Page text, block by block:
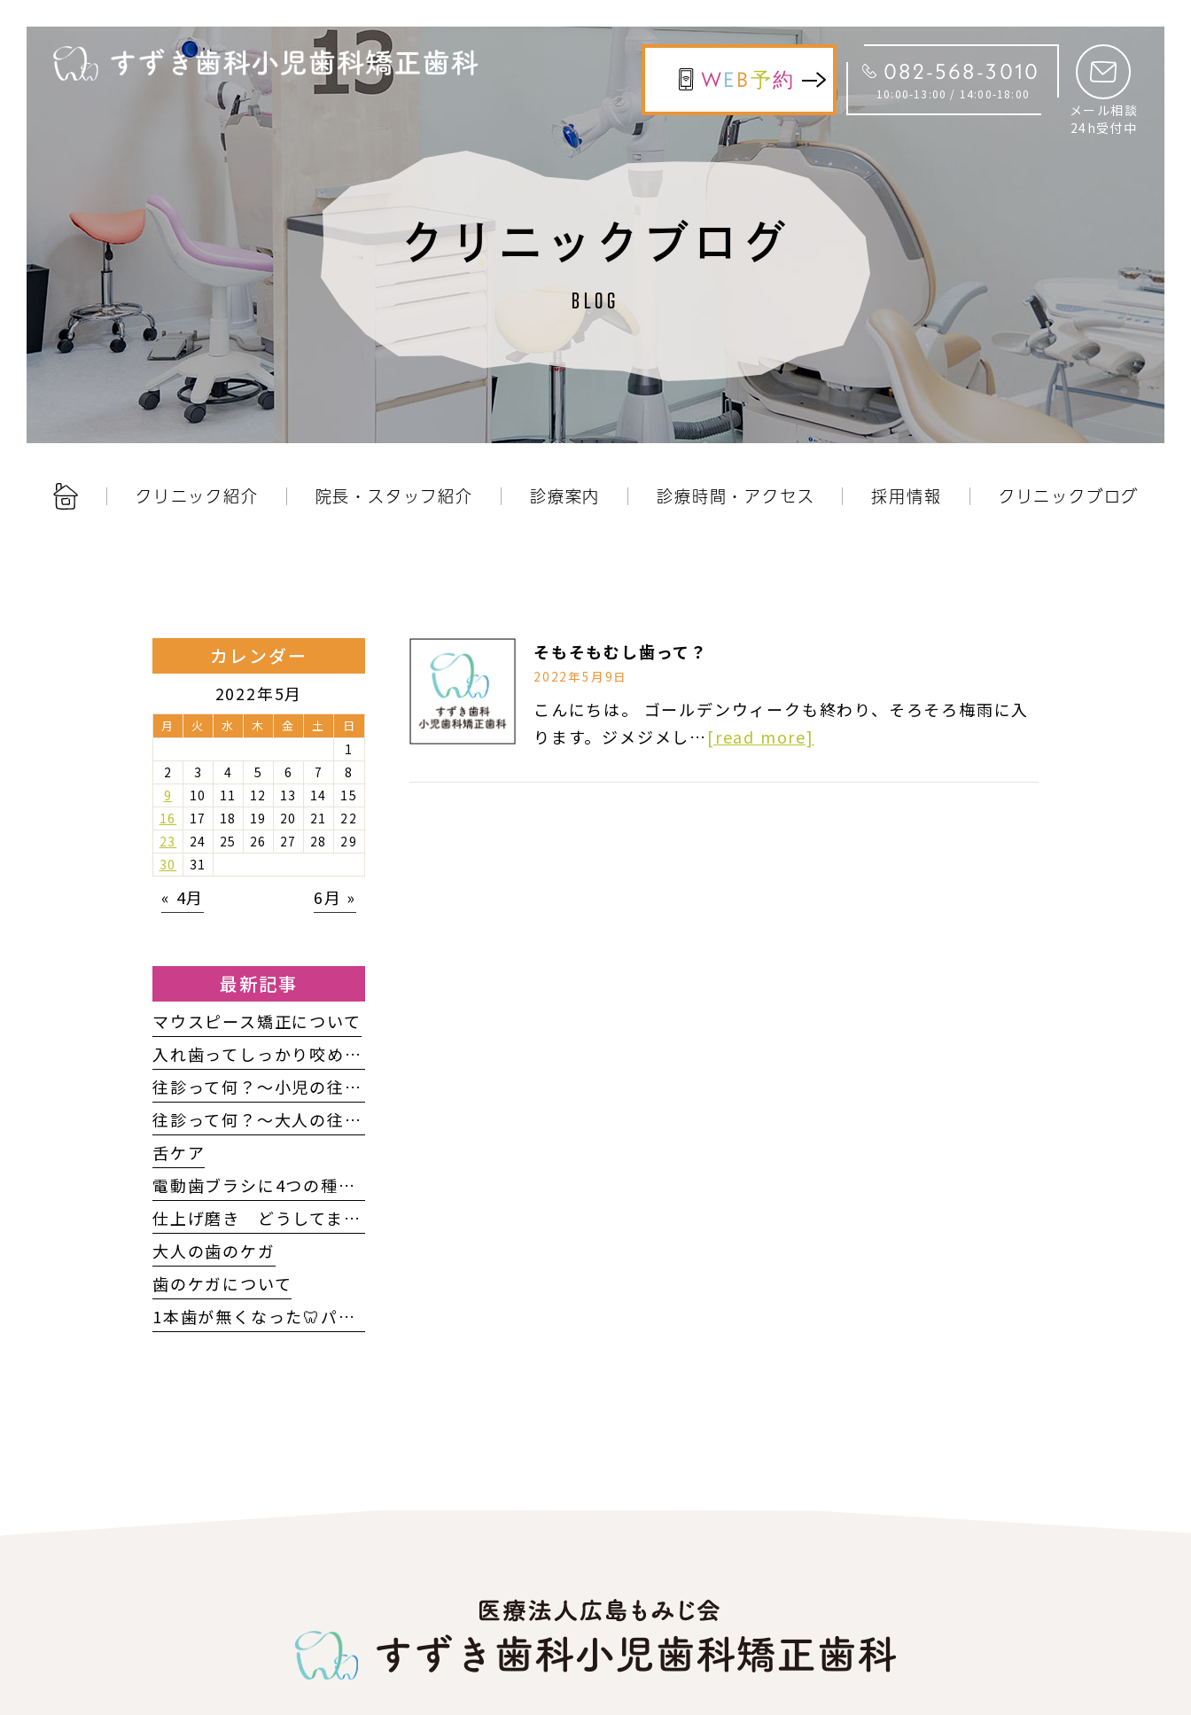
WE B予約 082-568-3010
10:00-13:00 / 14:00-18:00
メール相談
24h受付中
クリニックブログ
BLOG
クリニック紹介 院長・スタッフ紹介 診療案内 診療時間・アクセス 採用情報 クリニックブログ
そもそもむし歯って？
2022年5月9日
こんにちは。 ゴールデンウィークも終わり、そろそろ梅雨に入
ります。ジメジメし… [read more]
カレンダー
2022年5月
月 火 水 木 金 土 日
1
2
3 4 5 6 7
8
9
10 11 12 13 14
15
16
17 18 19 20 21
22
23
24 25 26 27 28
29
30
31
« 4月 6月 »
最新記事
マウスピース矯正について
入れ歯ってしっかり咬めるの？
往診って何？〜小児の往診編〜
往診って何？～大人の往診編～
舌ケア
電動歯ブラシに4つの種類がある！
仕上げ磨き どうしてますか?
大人の歯のケガ
歯のケガについて
1本歯が無くなった🦷パート2